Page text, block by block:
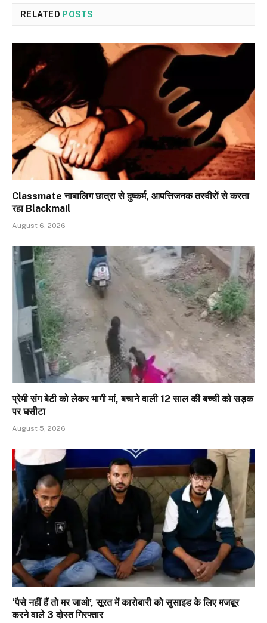
RELATED POSTS
Classmate नाबालिग छात्रा से दुष्कर्म, आपत्तिजनक तस्वीरों से करता
रहा Blackmail
August 6, 2026
प्रेमी संग बेटी को लेकर भागी मां, बचाने वाली 12 साल की बच्ची को सड़क
पर घसीटा
August 5, 2026
‘पैसे नहीं हैं तो मर जाओ’, सूरत में कारोबारी को सुसाइड के लिए मजबूर
करने वाले 3 दोस्त गिरफ्तार